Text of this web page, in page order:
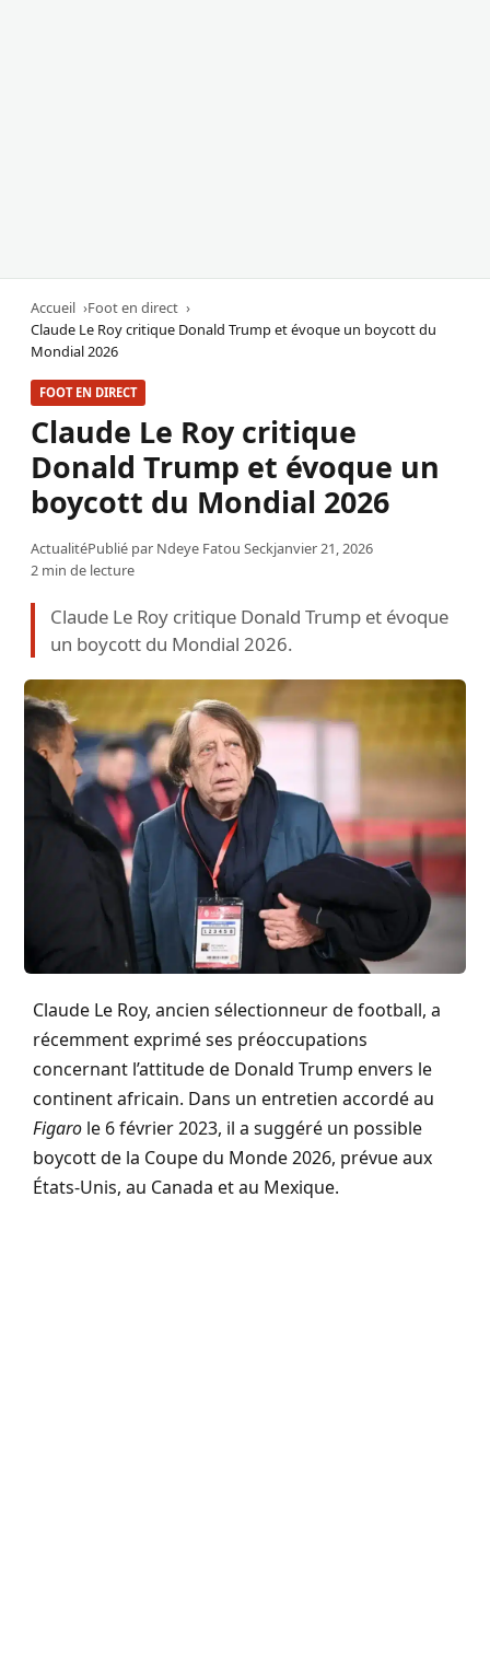
Accueil
Foot en direct
Claude Le Roy critique Donald Trump et évoque un boycott du
Mondial 2026
FOOT EN DIRECT
Claude Le Roy critique
Donald Trump et évoque un
boycott du Mondial 2026
ActualitéPublié par Ndeye Fatou Seckjanvier 21, 2026
2 min de lecture
Claude Le Roy critique Donald Trump et évoque
un boycott du Mondial 2026.
Claude Le Roy, ancien sélectionneur de football, a
récemment exprimé ses préoccupations
concernant l’attitude de Donald Trump envers le
continent africain. Dans un entretien accordé au
Figaro le 6 février 2023, il a suggéré un possible
boycott de la Coupe du Monde 2026, prévue aux
États-Unis, au Canada et au Mexique.